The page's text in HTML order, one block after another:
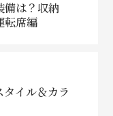
備は？収納
席編
イル＆カラ